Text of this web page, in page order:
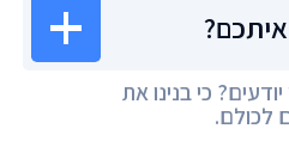
כי בנינו את
לכולם.